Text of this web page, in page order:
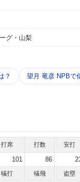
グ・山梨
？ 望月 竜彦 NPBで
打席 打数 安打
101 86
犠打 犠飛 盗塁